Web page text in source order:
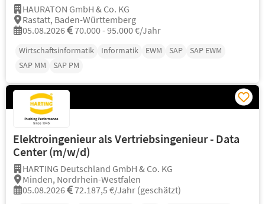
HAURATON GmbH & Co. KG
Rastatt, Baden-Württemberg
05.08.2026
70.000 - 95.000 €/Jahr
Wirtschaftsinformatik Informatik EWM SAP
SAP EWM
SAP MM
SAP PM
Elektroingenieur als Vertriebsingenieur - Data
Center (m/w/d)
HARTING Deutschland GmbH & Co. KG
Minden, Nordrhein-Westfalen
05.08.2026
72.187,5 €/Jahr (geschätzt)